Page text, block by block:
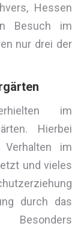
Hessen
Besuch im
nur drei der
im
Hierbei
im
und vieles
durch das
Besonders